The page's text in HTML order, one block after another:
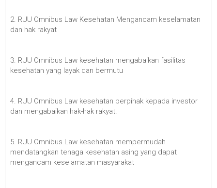
2. RUU Omnibus Law Kesehatan Mengancam keselamatan
dan hak rakyat
3. RUU Omnibus Law kesehatan mengabaikan fasilitas
kesehatan yang layak dan bermutu
4. RUU Omnibus Law kesehatan berpihak kepada investor
dan mengabaikan hak-hak rakyat.
5. RUU Omnibus Law kesehatan mempermudah
mendatangkan tenaga kesehatan asing yang dapat
mengancam keselamatan masyarakat